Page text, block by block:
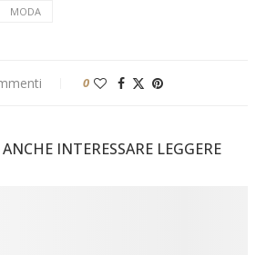
MODA
0
INTERESSARE LEGGERE